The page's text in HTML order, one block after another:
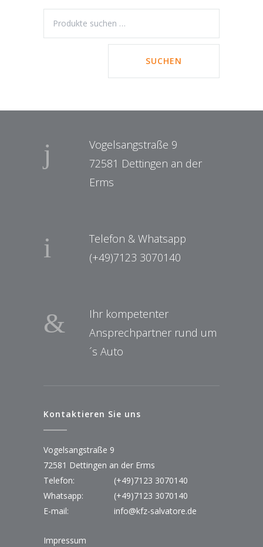
SUCHEN
Vogelsangstraße 9
72581 Dettingen an der
Erms
Telefon & Whatsapp
(+49)7123 3070140
Ihr kompetenter
Ansprechpartner rund um
´s Auto
Kontaktieren Sie uns
Vogelsangstraße 9
72581 Dettingen an der Erms
Telefon:
(+49)7123 3070140
Whatsapp:
(+49)7123 3070140
E-mail:
info@kfz-salvatore.de
Impressum